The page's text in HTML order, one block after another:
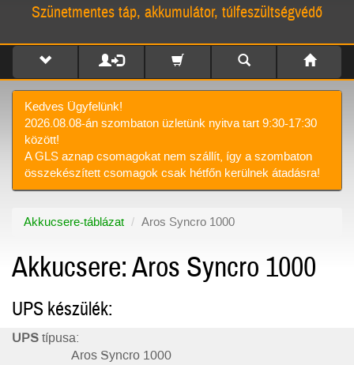
Szünetmentes táp, akkumulátor, túlfeszültségvédő
Kedves Ügyfelünk!
2026.08.08-án szombaton üzletünk nyitva tart 9:30-17:30
között!
A GLS aznap csomagokat nem szállít, így a szombaton
összekészített csomagok csak hétfőn kerülnek átadásra!
Akkucsere-táblázat Aros Syncro 1000
Akkucsere: Aros Syncro 1000
UPS készülék:
UPS típusa:
Aros Syncro 1000